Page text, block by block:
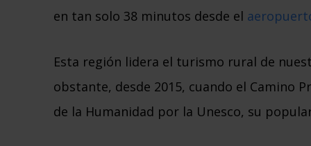
en tan solo 38 minutos desde el
Esta región lidera el turismo rural de
obstante, desde 2015, cuando el Camino
de la Humanidad por la Unesco, su